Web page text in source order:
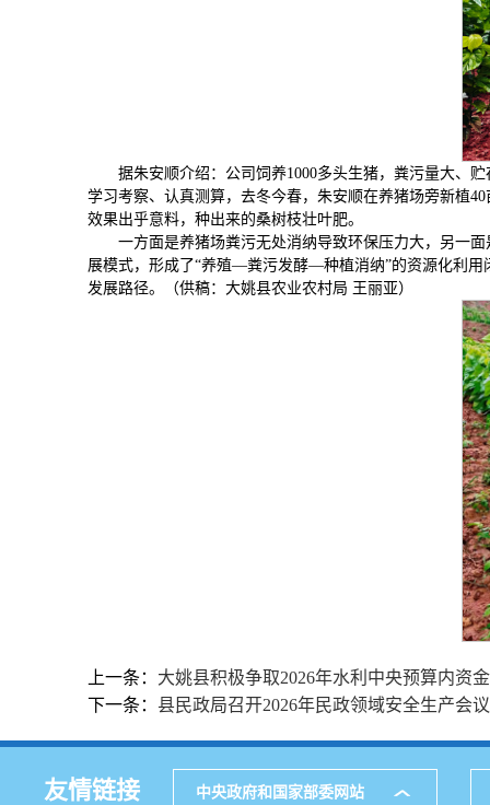
据朱安顺介绍：公司饲养1000多头生猪，粪污量大、
学习考察、认真测算，去冬今春，朱安顺在养猪场旁新植
效果出乎意料，种出来的桑树枝壮叶肥。
一方面是养猪场粪污无处消纳导致环保压力大，另一
展模式，形成了“养殖—粪污发酵—种植消纳”的资源化利用
发展路径。（供稿：大姚县农业农村局 王丽亚）
上一条： 大姚县积极争取2026年水利中央预算内资
下一条： 县民政局召开2026年民政领域安全生产会
友情链接 中央政府和国家部委网站